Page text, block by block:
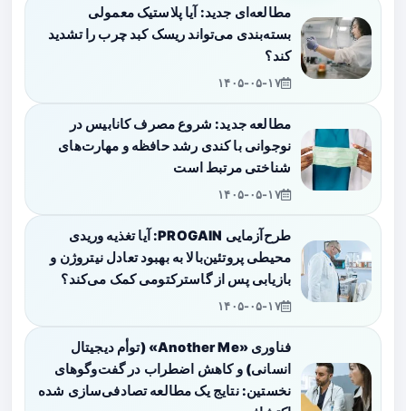
مطالعه‌ای جدید: آیا پلاستیک معمولی
بسته‌بندی می‌تواند ریسک کبد چرب را تشدید
کند؟
۱۴۰۵-۰۵-۱۷
مطالعه جدید: شروع مصرف کانابیس در
نوجوانی با کندی رشد حافظه و مهارت‌های
شناختی مرتبط است
۱۴۰۵-۰۵-۱۷
طرح‌آزمایی PROGAIN: آیا تغذیه وریدی
محیطی پروتئین‌بالا به بهبود تعادل نیتروژن و
بازیابی پس از گاسترکتومی کمک می‌کند؟
۱۴۰۵-۰۵-۱۷
فناوری «Another Me» (توأم دیجیتال
انسانی) و کاهش اضطراب در گفت‌وگوهای
نخستین: نتایج یک مطالعه تصادفی‌سازی شده